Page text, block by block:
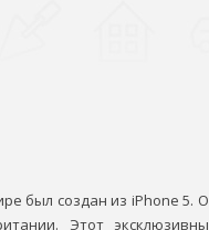
был создан из iPhone 5.
Этот